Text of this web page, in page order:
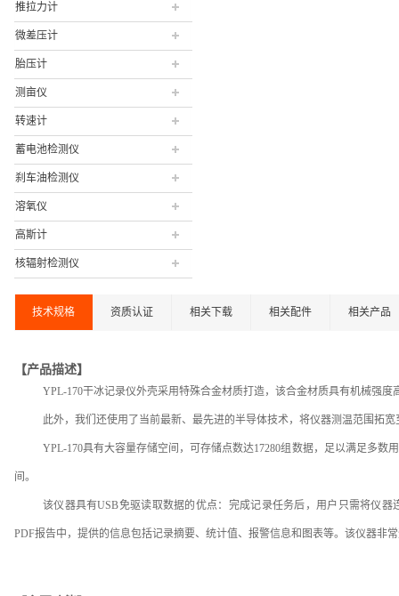
推拉力计
微差压计
胎压计
测亩仪
转速计
蓄电池检测仪
刹车油检测仪
溶氧仪
高斯计
核辐射检测仪
技术规格 资质认证 相关下载 相关配件 相关产品
【产品描述】
YPL-170干冰记录仪外壳采用特殊合金材质打造，该合金材质具有机械强
此外，我们还使用了当前最新、最先进的半导体技术，将仪器测温范围拓
YPL-170具有大容量存储空间，可存储点数达17280组数据，足以满足多
间。
该仪器具有USB免驱读取数据的优点：完成记录任务后，用户只需将仪
PDF报告中，提供的信息包括记录摘要、统计值、报警信息和图表等。该仪器非